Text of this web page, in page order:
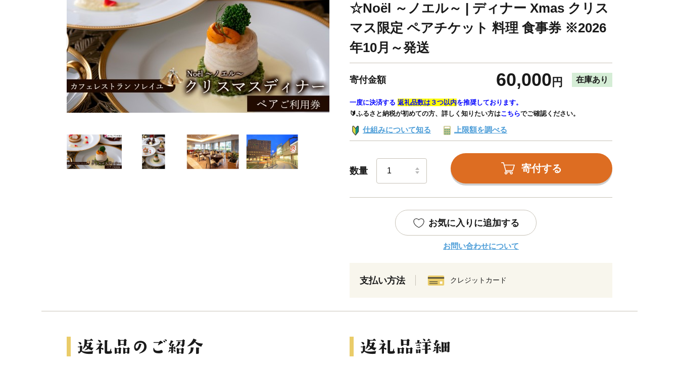
☆Noël ～ノエル～ | ディナー Xmas クリス
マス限定 ペアチケット 料理 食事券 ※2026
年10月～発送
寄付金額 60,000 円 在庫あり
一度に決済する 返礼品数は３つ以内を推奨しております。
🔰ふるさと納税が初めての方、詳しく知りたい方はこちらでご確認ください。
仕組みについて知る 上限額を調べる
数量 寄付する
お気に入りに追加する
お問い合わせについて
支払い方法 クレジットカード